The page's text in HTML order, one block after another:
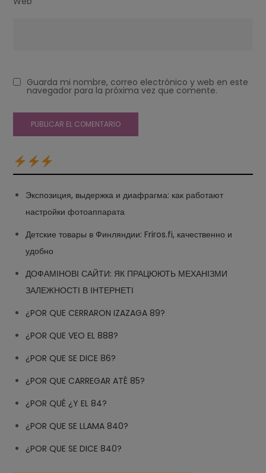
Guarda mi nombre, correo electrónico y web en este
navegador para la próxima vez que comente.
Экспозиция, выдержка и диафрагма: как работают
настройки фотоаппарата
Детские товары в Финляндии: Friros.fi, качественно и
удобно
ДОФАМІНОВІ САЙТИ: ЯК ПРАЦЮЮТЬ МЕХАНІЗМИ
ЗАЛЕЖНОСТІ В ІНТЕРНЕТІ
¿POR QUE CERRARON IZAZAGA 89?
¿POR QUE VEO EL 888?
¿POR QUE SE DICE 86?
¿POR QUE CARREGAR ATÉ 85?
¿POR QUÉ ¿Y EL 84?
¿POR QUE SE LLAMA 840?
¿POR QUE SE DICE 840?